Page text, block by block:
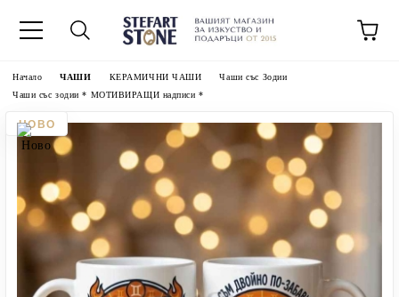
Начало ЧАШИ КЕРАМИЧНИ ЧАШИ
Чаши със Зодии
Чаши със зодии * МОТИВИРАЩИ надписи *